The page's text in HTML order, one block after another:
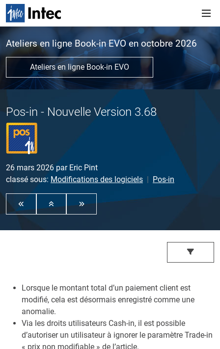
Ateliers en ligne Book-in EVO en octobre 2026
Ateliers en ligne Book-in EVO
Pos-in - Nouvelle Version 3.68
26 mars 2026 par Eric Pint
classé sous: Modifications des logiciels Pos-in
Lorsque le montant total d’un paiement client est
modifié, cela est désormais enregistré comme une
anomalie.
Via les droits utilisateurs Cash-in, il est possible
d’autoriser un utilisateur à ignorer le paramètre Trade-in
« prix non modifiable » de l’article.